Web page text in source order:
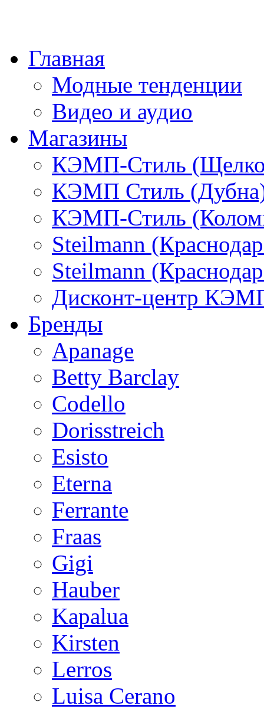
Главная
Модные тенденции
Видео и аудио
Магазины
КЭМП-Стиль
КЭМП Стиль
КЭМП-Стиль
Steilmann
Steilmann
Дисконт-центр
Бренды
Apanage
Betty Barclay
Codello
Dorisstreich
Esisto
Eterna
Ferrante
Fraas
Gigi
Hauber
Kapalua
Kirsten
Lerros
Luisa Cerano